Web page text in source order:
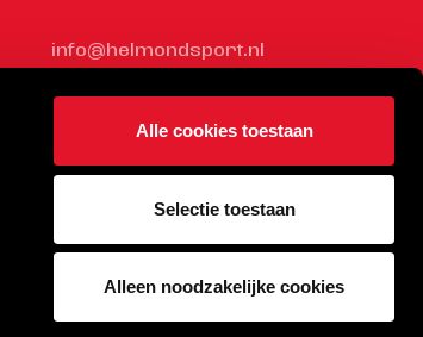
Alle cookies toestaan
Selectie toestaan
Alleen noodzakelijke cookies
info@helmondsport.nl